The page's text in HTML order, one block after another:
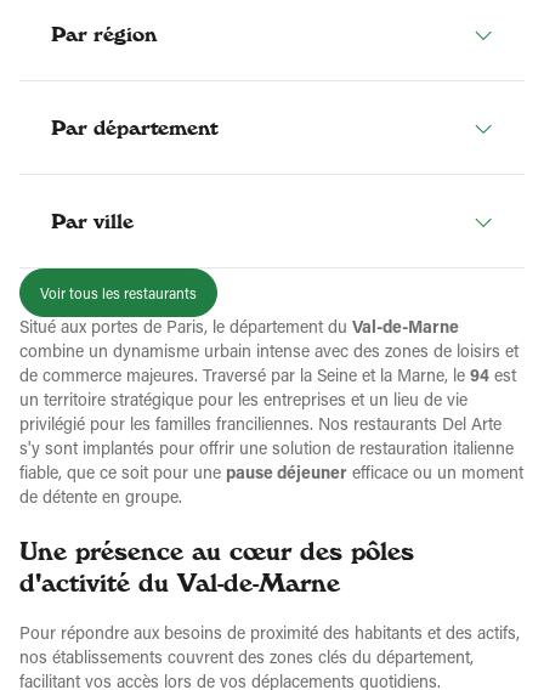
Par région
Par département
Par ville
Voir tous les restaurants
Situé aux portes de Paris, le département du Val-de-Marne
combine un dynamisme urbain intense avec des zones de loisirs et
de commerce majeures. Traversé par la Seine et la Marne, le 94 est
un territoire stratégique pour les entreprises et un lieu de vie
privilégié pour les familles franciliennes. Nos restaurants Del Arte
s'y sont implantés pour offrir une solution de restauration italienne
fiable, que ce soit pour une pause déjeuner efficace ou un moment
de détente en groupe.
Une présence au cœur des pôles
d'activité du Val-de-Marne
Pour répondre aux besoins de proximité des habitants et des actifs,
nos établissements couvrent des zones clés du département,
facilitant vos accès lors de vos déplacements quotidiens.